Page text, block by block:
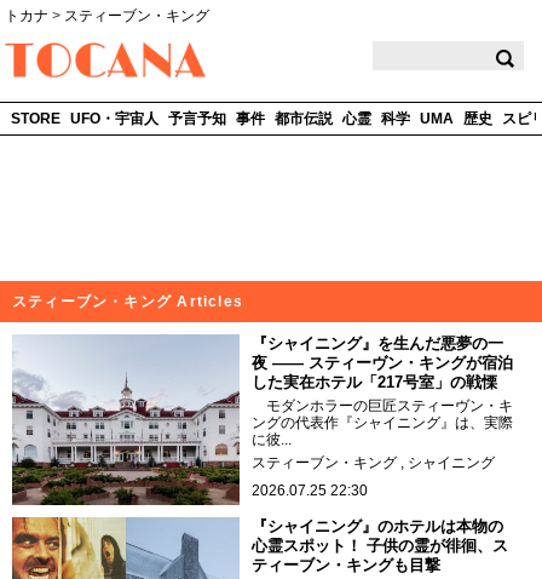
トカナ > スティーブン・キング
STORE UFO・宇宙人 予言予知 事件 都市伝説 心霊 科学 UMA 歴史 スピ
スティーブン・キング Articles
『シャイニング』を生んだ悪夢の一
夜 —— スティーヴン・キングが宿泊
した実在ホテル「217号室」の戦慄
モダンホラーの巨匠スティーヴン・キ
ングの代表作『シャイニング』は、実際
に彼...
スティーブン・キング
シャイニング
2026.07.25 22:30
『シャイニング』のホテルは本物の
心霊スポット！ 子供の霊が徘徊、ス
ティーブン・キングも目撃